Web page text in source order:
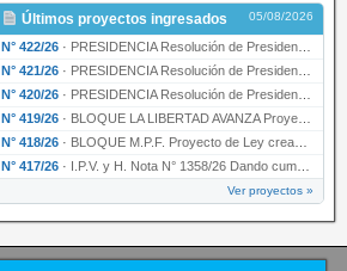
Últimos proyectos ingresados 05/08/2026
N° 422/26 · PRESIDENCIA Resolución de Presidencia N° 200/26 para su ratificación.
N° 421/26 · PRESIDENCIA Resolución de Presidencia N° 199/26 para su ratificación.
N° 420/26 · PRESIDENCIA Resolución de Presidencia N° 198/26 para su ratificación.
N° 419/26 · BLOQUE LA LIBERTAD AVANZA Proyecto de Ley declarando la esencialidad del servicio educativ…
N° 418/26 · BLOQUE M.P.F. Proyecto de Ley creando el Ente Único Regulador de servicios públicos de la …
N° 417/26 · I.P.V. y H. Nota N° 1358/26 Dando cumplimiento al artículo 29 de la Ley provincial N° 1399…
Ver proyectos »